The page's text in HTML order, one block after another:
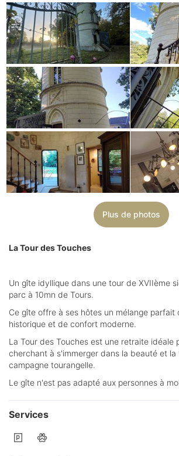
Plus de photos
La Tour des Touches
Un gîte idyllique dans une tour de XVIIème
parc à 10mn de Tours.
Ce gîte offre à ses hôtes un mélange parfait
historique et de confort moderne.
La Tour des Touches est une retraite idéale
cherchant à s'immerger dans la beauté et la
campagne tourangelle.
Le gîte n'est pas adapté aux personnes à
Services